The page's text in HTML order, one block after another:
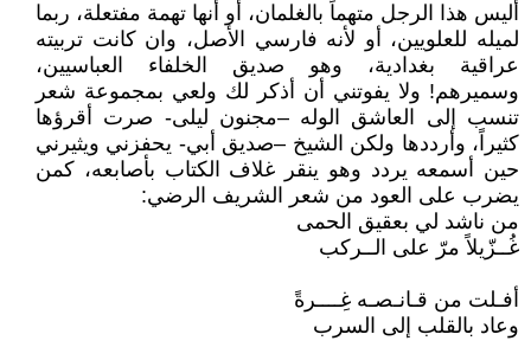
أليس هذا الرجل متهماً بالغلمان، أو أنها تهمة مفتعلة، ربما
لميله للعلويين، أو لأنه فارسي الأصل، وان كانت تربيته
عراقية بغدادية، وهو صديق الخلفاء العباسيين،
وسميرهم! ولا يفوتني أن أذكر لك ولعي بمجموعة شعر
تنسب إلى العاشق الوله –مجنون ليلى- صرت أقرؤها
كثيراً، وأرددها ولكن الشيخ –صديق أبي- يحفزني ويثيرني
حين أسمعه يردد وهو ينقر غلاف الكتاب بأصابعه، كمن
يضرب على العود من شعر الشريف الرضي:
من ناشد لي بعقيق الحمى
غُــزّيلاً مرّ على الــركب
أفـلت من قـانـصـه غِــــرةً
وعاد بالقلب إلى السرب